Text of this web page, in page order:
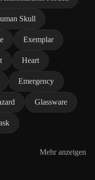
Skull
Exemplar
Heart
Emergency
Glassware
Mehr anzeigen